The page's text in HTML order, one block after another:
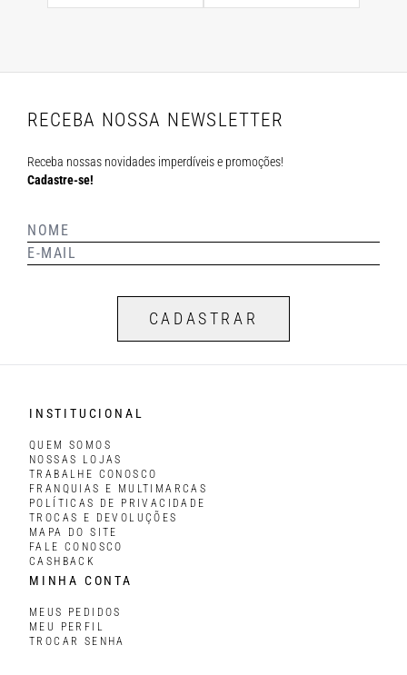
RECEBA NOSSA NEWSLETTER
Receba nossas novidades imperdíveis e promoções!
Cadastre-se!
CADASTRAR
INSTITUCIONAL
QUEM SOMOS
NOSSAS LOJAS
TRABALHE CONOSCO
FRANQUIAS E MULTIMARCAS
POLÍTICAS DE PRIVACIDADE
TROCAS E DEVOLUÇÕES
MAPA DO SITE
FALE CONOSCO
CASHBACK
MINHA CONTA
MEUS PEDIDOS
MEU PERFIL
TROCAR SENHA